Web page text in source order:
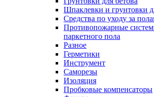
Шпаклевки и грунтовки
Средства по уходу за
Противопожарные
паркетного пола
Разное
Герметики
Инструмент
Саморезы
Изоляция
Пробковые компенсаторы